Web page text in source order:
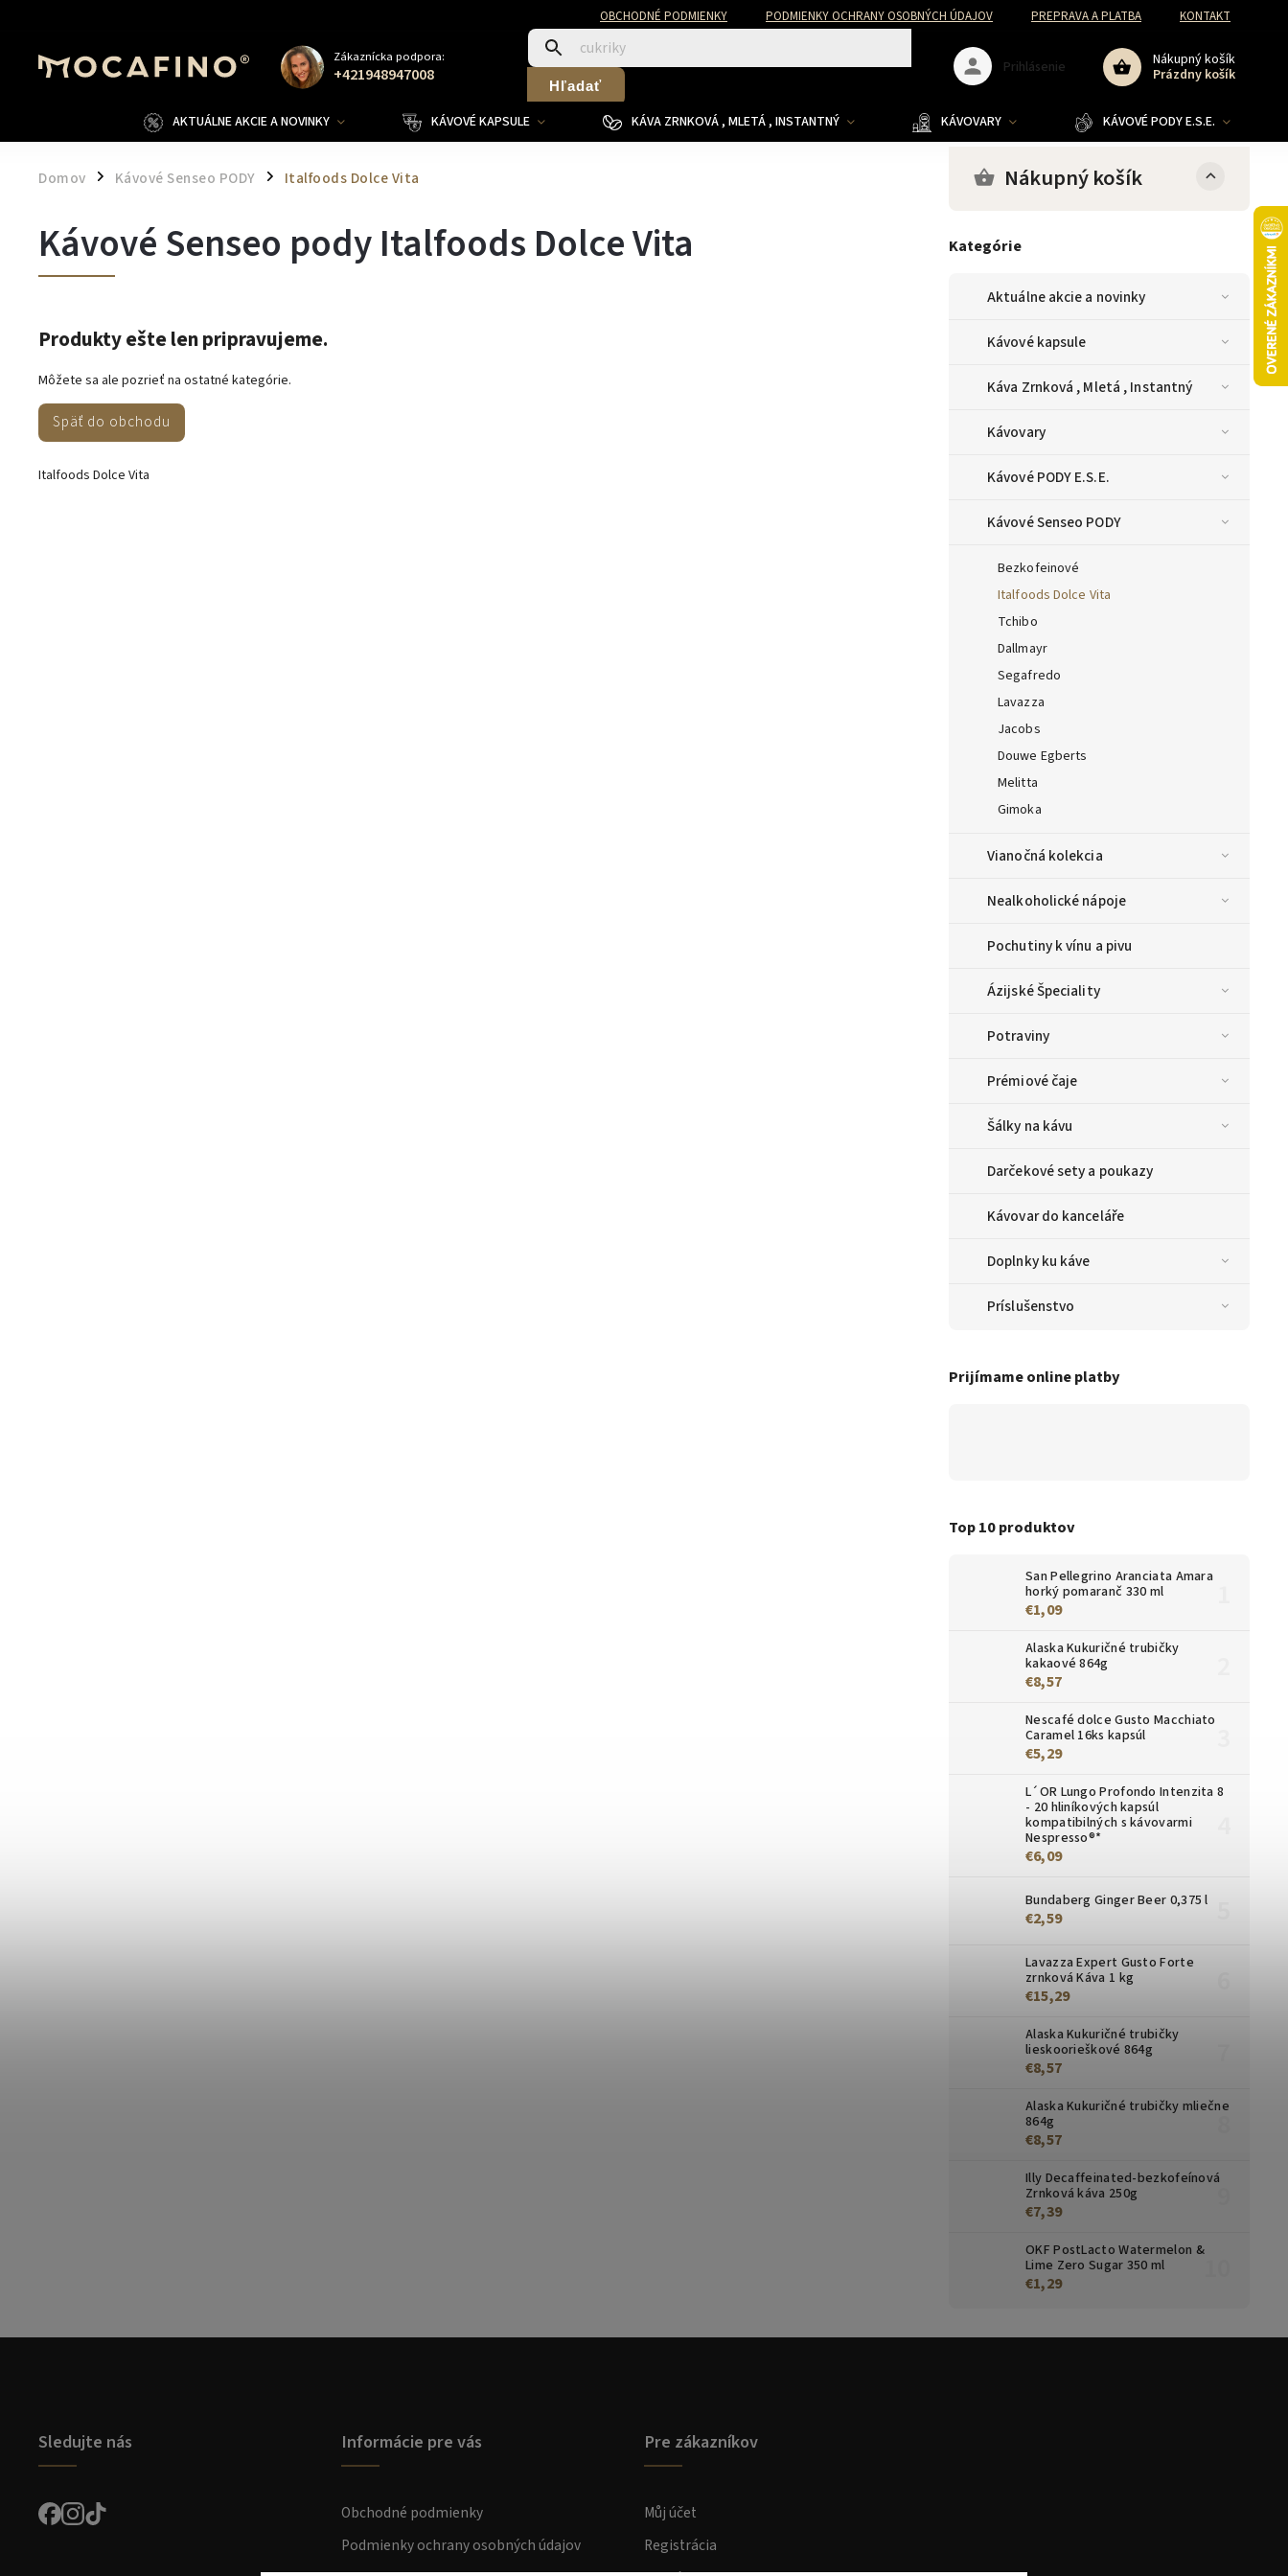
OBCHODNÉ PODMIENKY PODMIENKY OCHRANY OSOBNÝCH ÚDAJOV PREPRAVA A PLATBA KONTAKT
Zákaznícka podpora:
+421948947008 Hľadať
Nákupný košík
Prázdny košík
Prihlásenie
AKTUÁLNE AKCIE A NOVINKY KÁVOVÉ KAPSULE KÁVA ZRNKOVÁ , MLETÁ , INSTANTNÝ KÁVOVARY KÁVOVÉ PODY E.S.E.
Domov / Kávové Senseo PODY / Italfoods Dolce Vita Nákupný košík
Kategórie
Aktuálne akcie a novinky
Kávové kapsule
Káva Zrnková , Mletá , Instantný
Kávovary
Kávové PODY E.S.E.
Kávové Senseo PODY
Bezkofeinové
Italfoods Dolce Vita
Tchibo
Dallmayr
Segafredo
Lavazza
Jacobs
Douwe Egberts
Melitta
Gimoka
Vianočná kolekcia
Nealkoholické nápoje
Pochutiny k vínu a pivu
Ázijské Špeciality
Potraviny
Prémiové čaje
Šálky na kávu
Darčekové sety a poukazy
Kávovar do kanceláře
Doplnky ku káve
Príslušenstvo
Prijímame online platby
Top 10 produktov
San Pellegrino Aranciata Amara
horký pomaranč 330 ml
€1,09
Alaska Kukuričné trubičky
kakaové 864g
€8,57
Nescafé dolce Gusto Macchiato
Caramel 16ks kapsúl
€5,29
L´OR Lungo Profondo Intenzita 8
- 20 hliníkových kapsúl
kompatibilných s kávovarmi
Nespresso®*
€6,09
Bundaberg Ginger Beer 0,375 l
€2,59
Lavazza Expert Gusto Forte
zrnková Káva 1 kg
€15,29
Alaska Kukuričné ​​trubičky
lieskoorieškové 864g
€8,57
Alaska Kukuričné trubičky mliečne
864g
€8,57
Illy Decaffeinated-bezkofeínová
Zrnková káva 250g
€7,39
OKF PostLacto Watermelon &
Lime Zero Sugar 350 ml
€1,29
Kávové Senseo pody Italfoods Dolce Vita
Produkty ešte len pripravujeme.
Môžete sa ale pozrieť na ostatné kategórie.
Späť do obchodu
Italfoods Dolce Vita
Sledujte nás Informácie pre vás
Obchodné podmienky
Podmienky ochrany osobných údajov
Pre zákazníkov
Můj účet
Registrácia